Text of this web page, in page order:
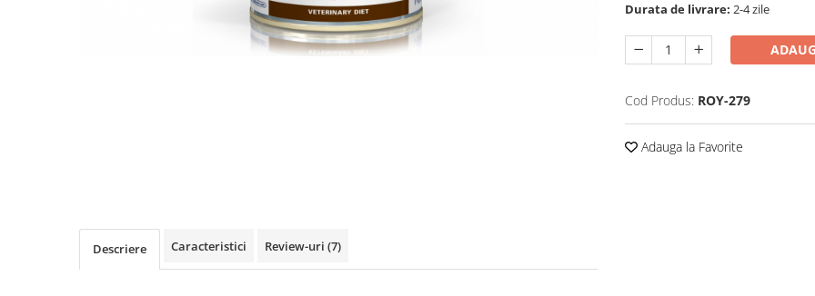
Castroane si boluri pentru apa si
Durata de livrare: 2-4 zile
Cod Produs: ROY-279
Adauga la Favorite
Descriere Caracteristici Review-uri (7)